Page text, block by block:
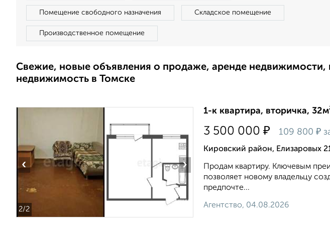
Помещение свободного назначения Складское помещение
Производственное помещение
Свежие, новые объявления о продаже, аренде
недвижимость в Томске
2/2
‹ ›
1-к квартира, вторичка,
3 500 000 ₽ 109 800 ₽
Кировский район, Елизаровых
Продам квартиру. Ключевым
позволяет новому владельцу
предпочте...
Агентство, 04.08.2026